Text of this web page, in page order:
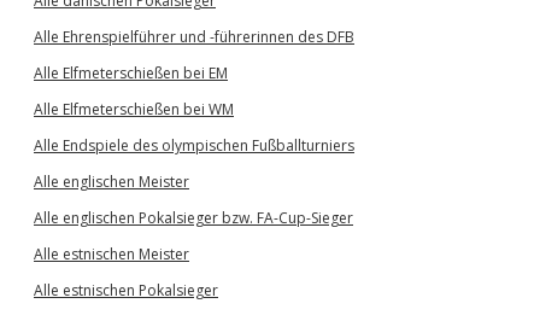
Alle Ehrenspielführer und -führerinnen des DFB
Alle Elfmeterschießen bei EM
Alle Elfmeterschießen bei WM
Alle Endspiele des olympischen Fußballturniers
Alle englischen Meister
Alle englischen Pokalsieger bzw. FA-Cup-Sieger
Alle estnischen Meister
Alle estnischen Pokalsieger